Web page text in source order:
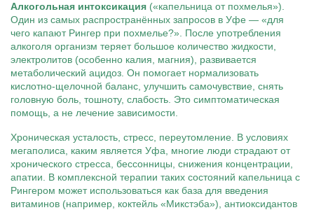
Алкогольная интоксикация («капельница от похмелья»).
Один из самых распространённых запросов в Уфе — «для
чего капают Рингер при похмелье?». После употребления
алкоголя организм теряет большое количество жидкости,
электролитов (особенно калия, магния), развивается
метаболический ацидоз. Он помогает нормализовать
кислотно-щелочной баланс, улучшить самочувствие, снять
головную боль, тошноту, слабость. Это симптоматическая
помощь, а не лечение зависимости.
Хроническая усталость, стресс, переутомление. В условиях
мегаполиса, каким является Уфа, многие люди страдают от
хронического стресса, бессонницы, снижения концентрации,
апатии. В комплексной терапии таких состояний капельница с
Рингером может использоваться как база для введения
витаминов (например, коктейль «Микстэба»), антиоксидантов